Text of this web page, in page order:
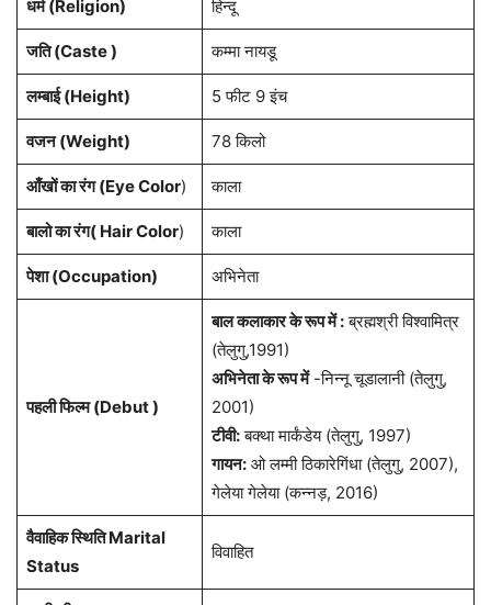
धर्म (Religion) हिन्दू
जति (Caste ) कम्मा नायडू
लम्बाई (Height) 5 फीट 9 इंच
वजन (Weight) 78 किलो
आँखों का रंग (Eye Color) काला
बालो का रंग( Hair Color) काला
पेशा(Occupation) अभिनेता
पहली फिल्म (Debut )
बाल कलाकार के रूप में :ब्रह्मश्री विश्वामित्र
(तेलुगु,1991)
अभिनेता के रूप में-निन्नू चूडालानी (तेलुगु,
2001)
टीवी:बक्था मार्कंडेय (तेलुगु, 1997)
गायन:ओ लम्मी ठिकारेगिंधा (तेलुगु, 2007),
गेलेया गेलेया (कन्नड़, 2016)
वैवाहिक स्थिति Marital
Status
विवाहित